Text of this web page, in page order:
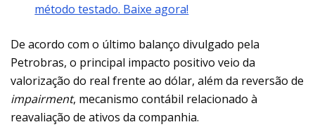
método testado. Baixe agora!
De acordo com o último balanço divulgado pela
Petrobras, o principal impacto positivo veio da
valorização do real frente ao dólar, além da reversão de
impairment, mecanismo contábil relacionado à
reavaliação de ativos da companhia.